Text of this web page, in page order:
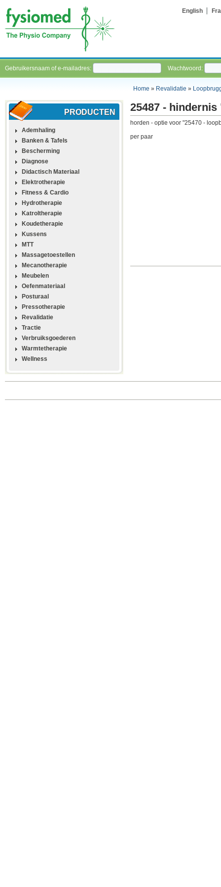
English
Gebruikersnaam of e-mailadres: Wachtwoord:
Home » Revalidatie »
PRODUCTEN
Ademhaling
Banken & Tafels
Bescherming
Diagnose
Didactisch Materiaal
Elektrotherapie
Fitness & Cardio
Hydrotherapie
Katroltherapie
Koudetherapie
Kussens
MTT
Massagetoestellen
Mecanotherapie
Meubelen
Oefenmateriaal
Posturaal
Pressotherapie
Revalidatie
Tractie
Verbruiksgoederen
Warmtetherapie
Wellness
25487 -
horden - optie voor "25470 -
per paar